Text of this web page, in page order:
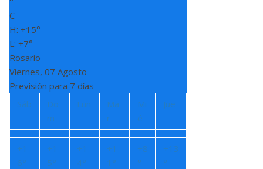
C
H: +15°
L: +7°
Rosario
Viernes, 07 Agosto
Previsión para 7 días
Sáb
Do
m
Lun
Ma
r
Mi
é
Jue
+1
6°
+1
5°
+1
4°
+1
1°
+8
°
+13
°